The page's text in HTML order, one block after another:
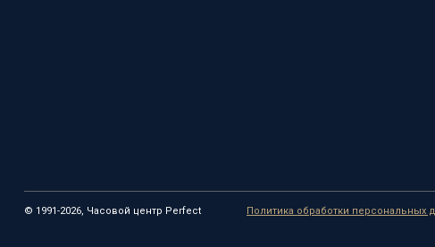
© 1991-2026, Часовой центр Perfect Политика обработки персональных